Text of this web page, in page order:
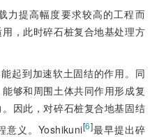
力提高幅度要求较高的工程而
，此时碎石桩复合地基处理方
起到加速软土固结的作用。同
够和周围土体共同作用形成复
因此，对碎石桩复合地基固结
意义。Yoshikuni[6]最早提出碎